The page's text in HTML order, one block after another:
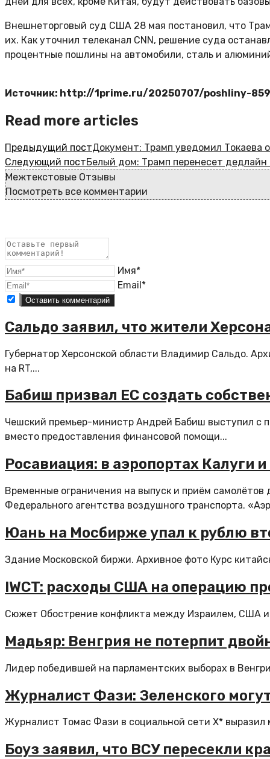
Внешнеторговый суд США 28 мая постановил, что
их. Как уточнил телеканал CNN, решение суда
процентные пошлины на автомобили, сталь и
Источник: http://1prime.ru/20250707/poshliny-
Read more articles
Предыдущий постДокумент: Трамп уведомил
Следующий постБелый дом: Трамп перенесет
Межтекстовые Отзывы
Посмотреть все комментарии
Имя*
Email*
Сальдо заявил, что жители
Губернатор Херсонской области Владимир Сальдо.
на RT,...
Бабиш призвал ЕС создать
Чешский премьер-министр Андрей Бабиш выступил с
вместо предоставления финансовой помощи...
Росавиация: в аэропортах Калуги
Временные ограничения на выпуск и приём
Федерального агентства воздушного транспорта.
Юань на Мосбирже упал к рублю
Здание Московской биржи. Архивное фото Курс
IWCT: расходы США на операцию
Сюжет Обострение конфликта между Израилем, США
Мадьяр: Венгрия не потерпит
Лидер победившей на парламентских выборах в
Журналист Фази: Зеленского
Журналист Томас Фази в социальной сети X*
Боуз заявил, что ВСУ пересекли